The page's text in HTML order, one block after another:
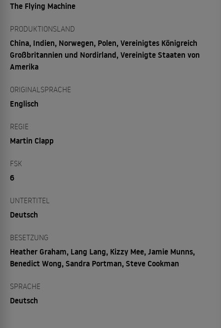
The Flying Machine
PRODUKTIONSLAND
China, Indien, Norwegen, Polen, Vereinigtes Königreich
Großbritannien und Nordirland, Vereinigte Staaten von
Amerika
ORIGINALSPRACHE
Englisch
REGIE
Martin Clapp
FSK
6
UNTERTITEL
Deutsch
BESETZUNG
Heather Graham, Lang Lang, Kizzy Mee, Jamie Munns,
Benedict Wong, Sandra Portman, Steve Cookman
SPRACHE
Deutsch